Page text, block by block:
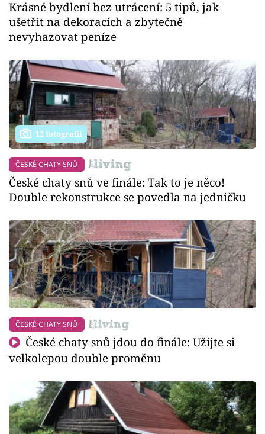
Krásné bydlení bez utrácení: 5 tipů, jak
ušetřit na dekoracích a zbytečně
nevyhazovat peníze
12 fotografií
ČESKÉ CHATY SNŮ
České chaty snů ve finále: Tak to je něco!
Double rekonstrukce se povedla na jedničku
ČESKÉ CHATY SNŮ
České chaty snů jdou do finále: Užijte si
velkolepou double proměnu